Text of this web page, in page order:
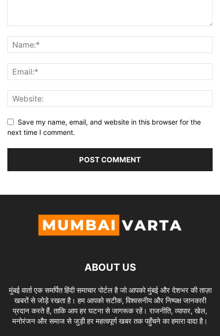
Save my name, email, and website in this browser for the
next time I comment.
ABOUT US
मुंबई वार्ता एक समर्पित हिंदी समाचार पोर्टल है जो आपको मुंबई और देशभर की ताज़ा
खबरों से जोड़े रखता है। हम आपको सटीक, विश्वसनीय और निष्पक्ष जानकारी
प्रदान करते हैं, ताकि आप हर घटना से जागरूक रहें। राजनीति, व्यापार, खेल,
मनोरंजन और समाज से जुड़ी हर महत्वपूर्ण खबर तक पहुँचने का हमारा वादा है।